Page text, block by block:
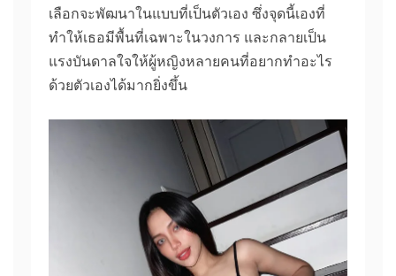
เลือกจะพัฒนาในแบบที่เป็นตัวเอง ซึ่งจุดนี้เองที่
ทำให้เธอมีพื้นที่เฉพาะในวงการ และกลายเป็น
แรงบันดาลใจให้ผู้หญิงหลายคนที่อยากทำอะไร
ด้วยตัวเองได้มากยิ่งขึ้น